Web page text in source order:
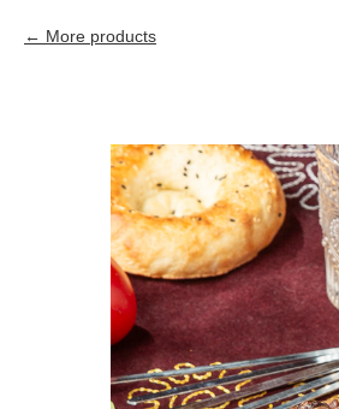
More products